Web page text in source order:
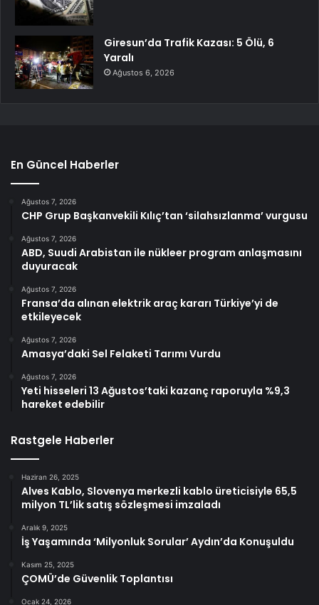
Giresun’da Trafik Kazası: 5 Ölü, 6
Yaralı
Ağustos 6, 2026
En Güncel Haberler
Ağustos 7, 2026
CHP Grup Başkanvekili Kılıç’tan ‘silahsızlanma’ vurgusu
Ağustos 7, 2026
ABD, Suudi Arabistan ile nükleer program anlaşmasını
duyuracak
Ağustos 7, 2026
Fransa’da alınan elektrik araç kararı Türkiye’yi de
etkileyecek
Ağustos 7, 2026
Amasya’daki Sel Felaketi Tarımı Vurdu
Ağustos 7, 2026
Yeti hisseleri 13 Ağustos’taki kazanç raporuyla %9,3
hareket edebilir
Rastgele Haberler
Haziran 26, 2025
Alves Kablo, Slovenya merkezli kablo üreticisiyle 65,5
milyon TL’lik satış sözleşmesi imzaladı
Aralık 9, 2025
İş Yaşamında ‘Milyonluk Sorular’ Aydın’da Konuşuldu
Kasım 25, 2025
ÇOMÜ’de Güvenlik Toplantısı
Ocak 24, 2026